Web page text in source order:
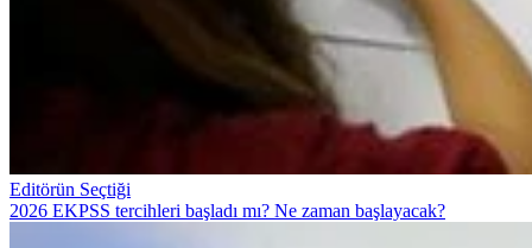
Editörün Seçtiği
2026 EKPSS tercihleri başladı mı? Ne zaman başlayacak?